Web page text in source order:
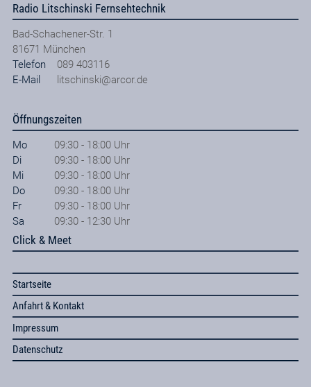
Radio Litschinski Fernsehtechnik
Bad-Schachener-Str. 1
81671 München
Telefon
089 403116
E-Mail
litschinski@arcor.de
Öffnungszeiten
Mo
09:30 - 18:00 Uhr
Di
09:30 - 18:00 Uhr
Mi
09:30 - 18:00 Uhr
Do
09:30 - 18:00 Uhr
Fr
09:30 - 18:00 Uhr
Sa
09:30 - 12:30 Uhr
Click & Meet
Startseite
Anfahrt & Kontakt
Impressum
Datenschutz